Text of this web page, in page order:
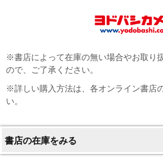
※書店によって在庫の無い場合やお取り
ので、ご了承ください。
※詳しい購入方法は、各オンライン書店
い。
書店の在庫をみる